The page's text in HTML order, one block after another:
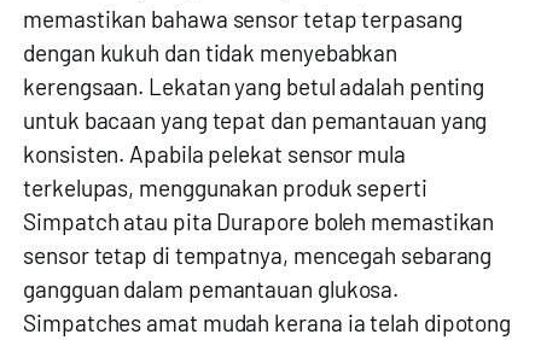
memastikan bahawa sensor tetap terpasang
dengan kukuh dan tidak menyebabkan
kerengsaan. Lekatan yang betul adalah penting
untuk bacaan yang tepat dan pemantauan yang
konsisten. Apabila pelekat sensor mula
terkelupas, menggunakan produk seperti
Simpatch atau pita Durapore boleh memastikan
sensor tetap di tempatnya, mencegah sebarang
gangguan dalam pemantauan glukosa.
Simpatches amat mudah kerana ia telah dipotong